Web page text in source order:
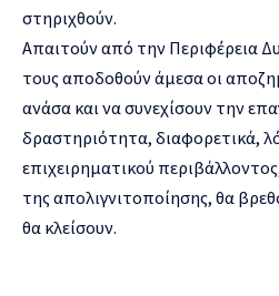
στηριχθούν.
Απαιτούν από την Περιφέρεια
τους αποδοθούν άμεσα οι
ανάσα και να συνεχίσουν την
δραστηριότητα, διαφορετικά,
επιχειρηματικού
της απολιγνιτοποίησης, θα
θα κλείσουν.